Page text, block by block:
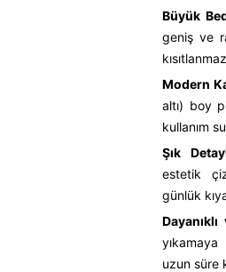
Büyük
geniş ve
Modern
altı) boy
kullanım
Şık
estetik
günlük
yıkamaya
uzun süre